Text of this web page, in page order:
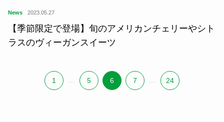
News 2023.05.27
【季節限定で登場】旬のアメリカンチェリーやシト
ラスのヴィーガンスイーツ
1 5 6 7 24